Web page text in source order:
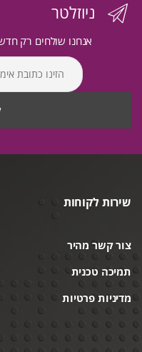
ניוזלטר
אנחנו שולחים רק
שירות לקוחות
צור קשר מהיר
תמיכה טכנית
מדיניות פרטיות